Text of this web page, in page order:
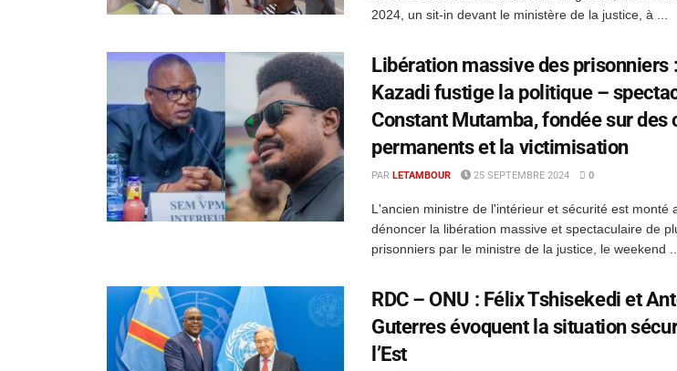
2024, un sit-in devant le ministère de la justice, à ...
Libération massive des prisonniers
Kazadi fustige la politique –
Constant Mutamba, fondée sur des
permanents et la victimisation
PAR LETAMBOUR 25 SEPTEMBRE 2024 0
L'ancien ministre de l'intérieur et sécurité est monté
dénoncer la libération massive et spectaculaire de
prisonniers par le ministre de la justice, le weekend ...
RDC – ONU : Félix Tshisekedi et
Guterres évoquent la situation
l’Est